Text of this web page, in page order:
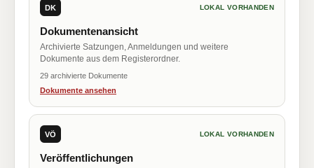
DK LOKAL VORHANDEN
Dokumentenansicht
Archivierte Satzungen, Anmeldungen und weitere
Dokumente aus dem Registerordner.
29 archivierte Dokumente
Dokumente ansehen
VÖ LOKAL VORHANDEN
Veröffentlichungen